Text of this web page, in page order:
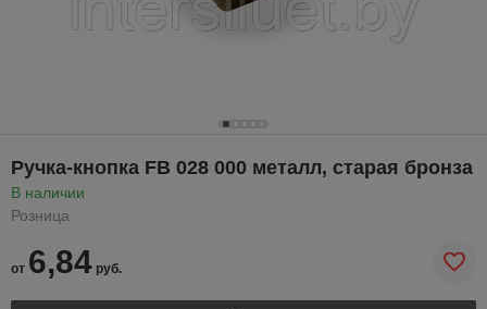
Ручка-кнопка FB 028 000 металл, старая бронза
В наличии
Розница
от 6,84 руб.